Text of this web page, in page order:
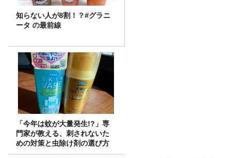
知らない人が8割！？#グラニ
ータ の最前線
「今年は蚊が大量発生!?」専
門家が教える、刺されないた
めの対策と虫除け剤の選び方